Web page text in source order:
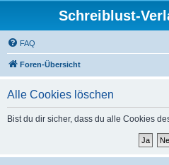
Schreiblust-
FAQ
Foren-Übersicht
Alle Cookies löschen
Bist du dir sicher, dass du alle Cookies